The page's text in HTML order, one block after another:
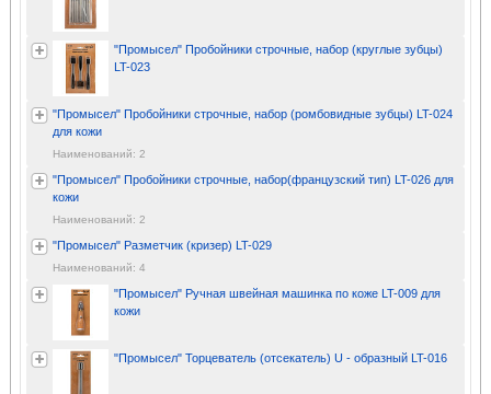
"Промысел" Пробойники строчные, набор (круглые зубцы)
LT-023
"Промысел" Пробойники строчные, набор (ромбовидные зубцы) LT-024
для кожи
Наименований: 2
"Промысел" Пробойники строчные, набор(французский тип) LT-026 для
кожи
Наименований: 2
"Промысел" Разметчик (кризер) LT-029
Наименований: 4
"Промысел" Ручная швейная машинка по коже LT-009 для
кожи
"Промысел" Торцеватель (отсекатель) U - образный LT-016